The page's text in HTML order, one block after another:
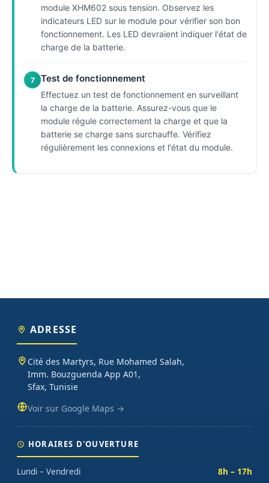
module XHM602 sous tension. Observez les
indicateurs LED sur le module pour vérifier son bon
fonctionnement. Les LED devraient indiquer l'état de
charge de la batterie.
7 Test de fonctionnement
Effectuez un test de fonctionnement en surveillant
la charge de la batterie. Assurez-vous que le
module régule correctement la charge et que la
batterie se charge sans surchauffe. Vérifiez
régulièrement les connexions et l'état du module.
ADRESSE
Cité des Martyrs, Rue Mohamed Salah,
Imm. Bouzguenda App A01,
Sfax, Tunisie
Voir sur Google Maps →
HORAIRES D'OUVERTURE
Lundi – Vendredi
8h – 17h